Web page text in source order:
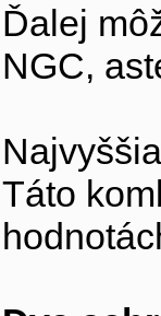
Ďalej
NGC,
Táto